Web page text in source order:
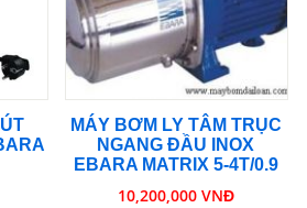
MÁY BƠM LY TÂM TRỤC
NGANG ĐẦU INOX
EBARA MATRIX 5-4T/0.9
10,200,000 VNĐ